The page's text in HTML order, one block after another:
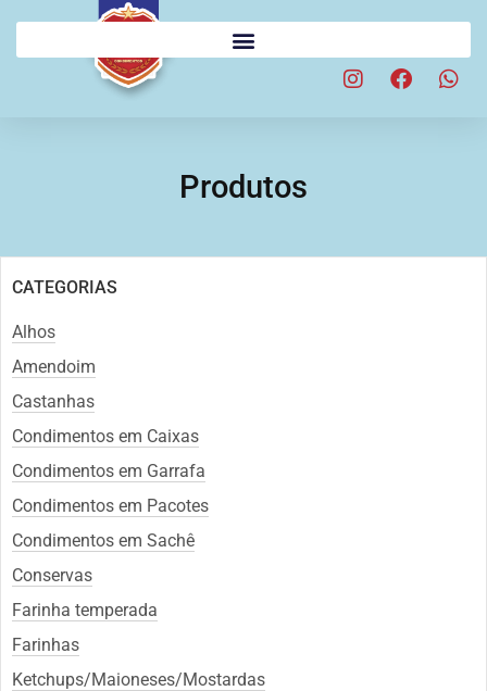
Produtos
CATEGORIAS
Alhos
Amendoim
Castanhas
Condimentos em Caixas
Condimentos em Garrafa
Condimentos em Pacotes
Condimentos em Sachê
Conservas
Farinha temperada
Farinhas
Ketchups/Maioneses/Mostardas